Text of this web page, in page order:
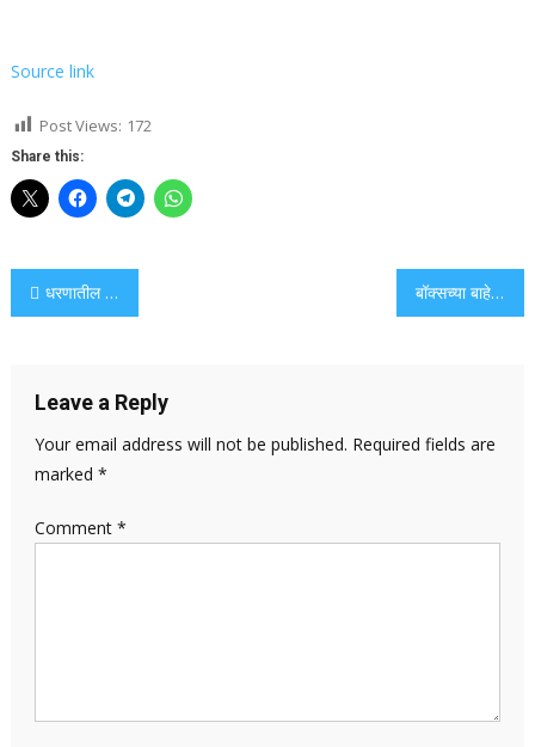
Source link
Post Views: 172
Share this:
Post
धरणातील पाणीसाठा शहरांकडे वळवण्यात आल्याने जलसंकट अधिक गंभीर होण्याचा इशारा शेतकरी देतात बॉक्सच्या बाहेर: पुनर्नवीनीकरण केलेले कार्टन्स शाळेच्या बेंचमध्ये पुन्हा तयार केले जातात
Leave a Reply
Your email address will not be published. Required fields are
marked *
Comment *